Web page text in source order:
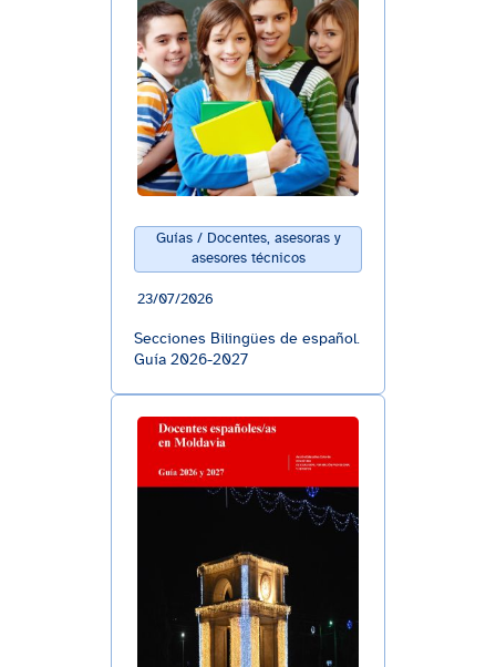
Guías / Docentes, asesoras y
asesores técnicos
23/07/2026
Secciones Bilingües de español.
Guía 2026-2027